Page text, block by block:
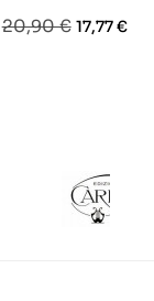
Prezzo
20,90 € Prezzo
17,77 €